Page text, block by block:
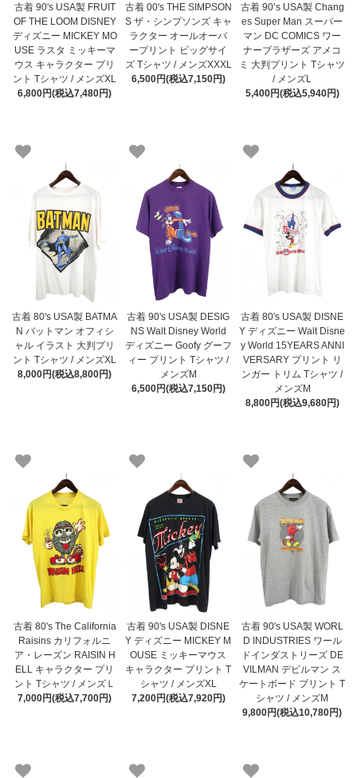
古着 90's USA製 FRUIT
OF THE LOOM DISNEY
ディズニー MICKEY MO
USE ラスタ ミッキーマ
ウス キャラクター プリ
ント Tシャツ / メンズXL
6,800円(税込7,480円)
古着 00's THE SIMPSON
S ザ・シンプソンズ キャ
ラクター オールオーバ
ープリント ビッグサイ
ズ Tシャツ / メンズXXXL
6,500円(税込7,150円)
古着 90’s USA製 Chang
es Super Man スーパー
マン DC COMICS ワー
ナーブラザーズ アメコ
ミ 大判プリント Tシャツ
/ メンズL
5,400円(税込5,940円)
古着 80's USA製 BATMA
N バットマン オフィシ
ャル イラスト 大判プリ
ント Tシャツ / メンズXL
8,000円(税込8,800円)
古着 90's USA製 DESIG
NS Walt Disney World
ディズニー Goofy グーフ
ィー プリント Tシャツ /
メンズM
6,500円(税込7,150円)
古着 80's USA製 DISNE
Y ディズニー Walt Disne
y World 15YEARS ANNI
VERSARY プリント リ
ンガー トリム Tシャツ /
メンズM
8,800円(税込9,680円)
古着 80's The California
Raisins カリフォルニ
ア・レーズン RAISIN H
ELL キャラクター プリ
ント Tシャツ / メンズＬ
7,000円(税込7,700円)
古着 90's USA製 DISNE
Y ディズニー MICKEY M
OUSE ミッキーマウス
キャラクター プリント T
シャツ / メンズXL
7,200円(税込7,920円)
古着 90's USA製 WORL
D INDUSTRIES ワール
ドインダストリーズ DE
VILMAN デビルマン ス
ケートボード プリント T
シャツ / メンズM
9,800円(税込10,780円)